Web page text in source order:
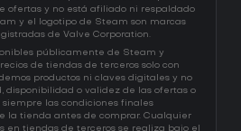
ofertas y no está afiliado ni respaldado
y el logotipo de Steam son marcas
de Valve Corporation.
públicamente de Steam y
de tiendas de terceros solo con
productos ni claves digitales y no
disponibilidad o validez de las ofertas o
las condiciones finales
la tienda antes de comprar. Cualquier
en tiendas de terceros se realiza bajo el